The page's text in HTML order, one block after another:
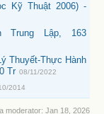
Kỹ Thuật 2006) -
Trung Lập, 163
Thuyết-Thực Hành
Tr 08/11/2022
2014
moderator: Jan 18, 2026